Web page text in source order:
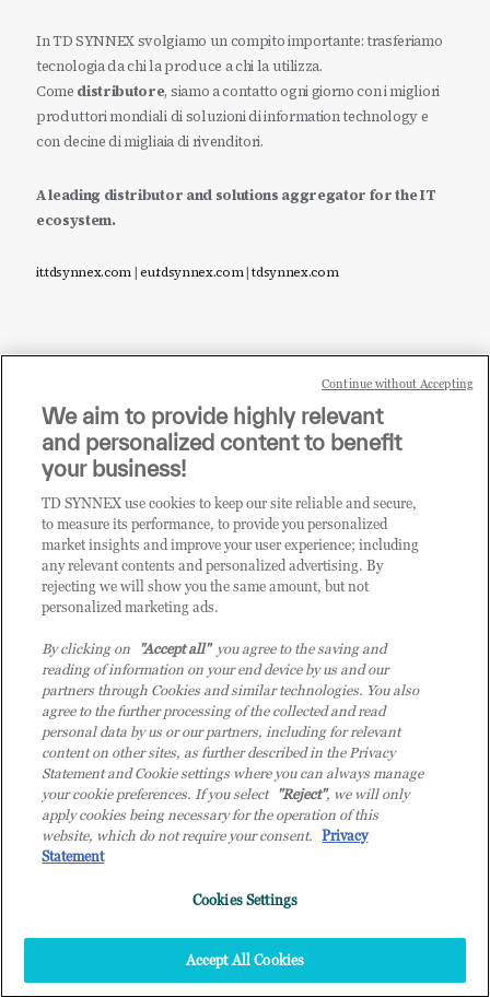
In TD SYNNEX svolgiamo un compito importante: trasferiamo
tecnologia da chi la produce a chi la utilizza.
Come distributore, siamo a contatto ogni giorno con i migliori
produttori mondiali di soluzioni di information technology e
con decine di migliaia di rivenditori.
A leading distributor and solutions aggregator for the IT
ecosystem.
it.tdsynnex.com|eu.tdsynnex.com|tdsynnex.com
Sei un rivenditore di tecnologia e desideri acquistare
i prodotti o le soluzioni trattate sul blog?
CLICCA QUI E DIVENTA
CLIENTE TD SYNNEX
© 2026 TD SYNNEX Italy S.r.l. - Sede legale: via Luigi Russolo 9, 20138 Milano
(MI) - Numero di iscrizione al Registro delle Imprese di Milano e Codice Fiscale:
07092780159 - P.IVA: 07092780159 - Eur 12.569.000,00 i.v - TD SYNNEX e TD
in altri Paesi. Società a socio unico soggetta all’attività di direzione e coordinamento
Top
We aim to provide highly relevant
and personalized content to benefit
your business!
TD SYNNEX use cookies to keep our site reliable and secure,
to measure its performance, to provide you personalized
market insights and improve your user experience; including
any relevant contents and personalized advertising. By
rejecting we will show you the same amount, but not
personalized marketing ads.
By clicking on "Accept all"you agree to the saving and
reading of information on your end device by us and our
partners through Cookies and similar technologies. You also
agree to the further processing of the collected and read
personal data by us or our partners, including for relevant
content on other sites, as further described in the Privacy
Statement and Cookie settings where you can always manage
your cookie preferences. If you select "Reject", we will only
apply cookies being necessary for the operation of this
website, which do not require your consent. Privacy
Statement
Cookies Settings
Accept All Cookies
Continue without Accepting